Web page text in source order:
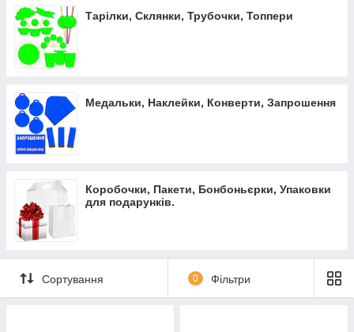
Тарілки, Склянки, Трубочки, Топпери
Медальки, Наклейки, Конверти, Запрошення
Коробочки, Пакети, Бонбоньєрки, Упаковки
для подарунків.
Сортування 0 Фільтри